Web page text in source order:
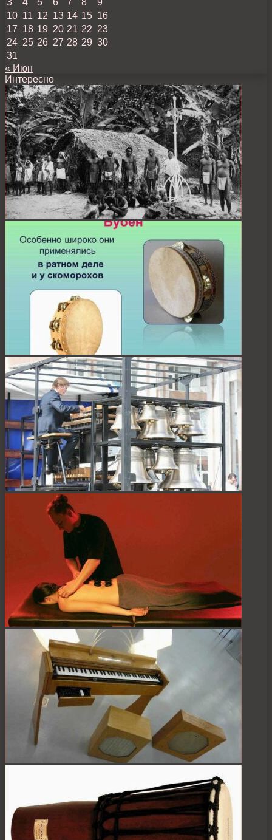
3 4 5 6 7 8
9
10 11 12 13 14 15 16
17 18 19 20 21 22 23
24 25 26 27 28 29 30
31
« Июн
Интересно